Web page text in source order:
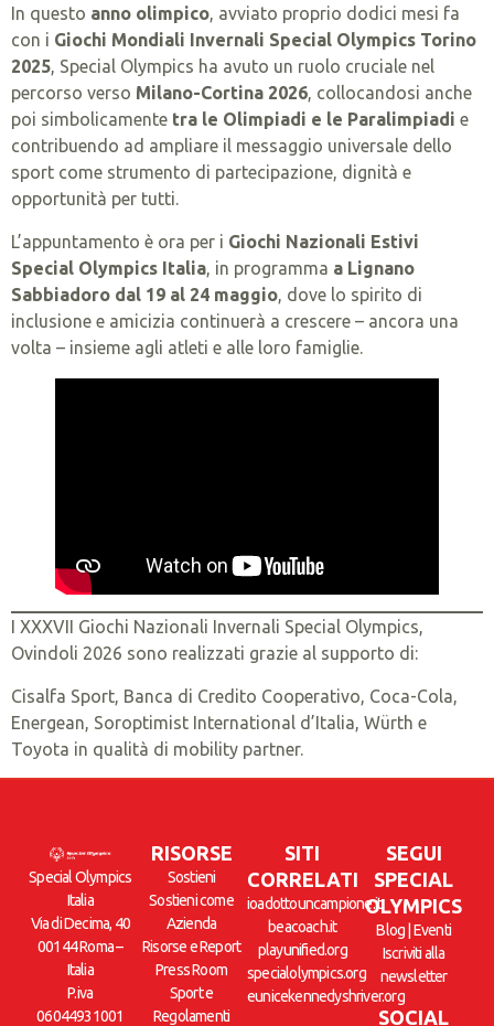
In questo anno olimpico, avviato proprio dodici mesi fa
con i Giochi Mondiali Invernali Special Olympics Torino
2025, Special Olympics ha avuto un ruolo cruciale nel
percorso verso Milano-Cortina 2026, collocandosi anche
poi simbolicamente tra le Olimpiadi e le Paralimpiadi e
contribuendo ad ampliare il messaggio universale dello
sport come strumento di partecipazione, dignità e
opportunità per tutti.
L’appuntamento è ora per i Giochi Nazionali Estivi
Special Olympics Italia , in programma a Lignano
Sabbiadoro dal 19 al 24 maggio , dove lo spirito di
inclusione e amicizia continuerà a crescere – ancora una
volta – insieme agli atleti e alle loro famiglie.
I XXXVII Giochi Nazionali Invernali Special Olympics,
Ovindoli 2026 sono realizzati grazie al supporto di:
Cisalfa Sport, Banca di Credito Cooperativo, Coca-Cola,
Energean, Soroptimist International d’Italia, Würth e
Toyota in qualità di mobility partner.
Special Olympics
Italia
Via di Decima, 40
00144 Roma –
Italia
P.iva
06044931001
RISORSE
Sostieni
Sostieni come
Azienda
Risorse e Report
Press Room
Sport e
Regolamenti
SITI
CORRELATI
ioadottouncampione.it
beacoach.it
playunified.org
specialolympics.org
eunicekennedyshriver.org
SEGUI
SPECIAL
OLYMPICS
Blog Eventi
Iscriviti alla
newsletter
SOCIAL